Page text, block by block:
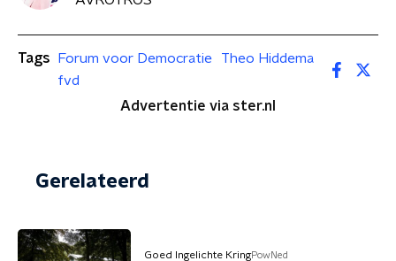
Tags Forum voor Democratie
Theo Hiddema
fvd
Advertentie via ster.nl
Gerelateerd
Goed Ingelichte KringPowNed